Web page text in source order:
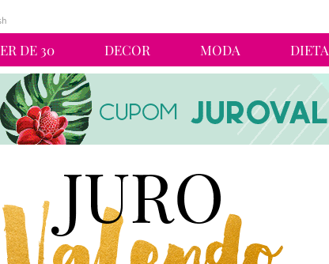
DE 30 DECOR MODA DIETA